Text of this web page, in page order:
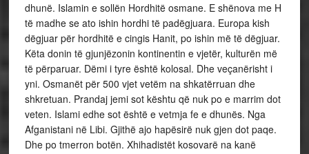
dhunë. Islamin e sollën Hordhitë osmane. E shënova me H
të madhe se ato ishin hordhi të padëgjuara. Europa kish
dëgjuar për hordhitë e cingis Hanit, po ishin më të dëgjuar.
Këta donin të gjunjëzonin kontinentin e vjetër, kulturën më
të përparuar. Dëmi i tyre është kolosal. Dhe veçanërisht i
yni. Osmanët për 500 vjet vetëm na shkatërruan dhe
shkretuan. Prandaj jemi sot kështu që nuk po e marrim dot
veten. Islami edhe sot është e vetmja fe e dhunës. Nga
Afganistani në Libi. Gjithë ajo hapësirë nuk gjen dot paqe.
Dhe po tmerron botën. Xhihadistët kosovarë na kanë